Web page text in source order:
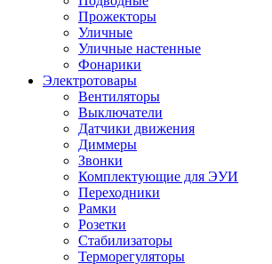
Прожекторы
Уличные
Уличные настенные
Фонарики
Электротовары
Вентиляторы
Выключатели
Датчики движения
Диммеры
Звонки
Комплектующие для ЭУИ
Переходники
Рамки
Розетки
Стабилизаторы
Терморегуляторы